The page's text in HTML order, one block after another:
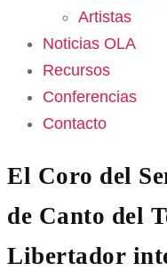
Artistas
Noticias OLA
Recursos
Conferencias
Contacto
El Coro del
de Canto del
Libertador